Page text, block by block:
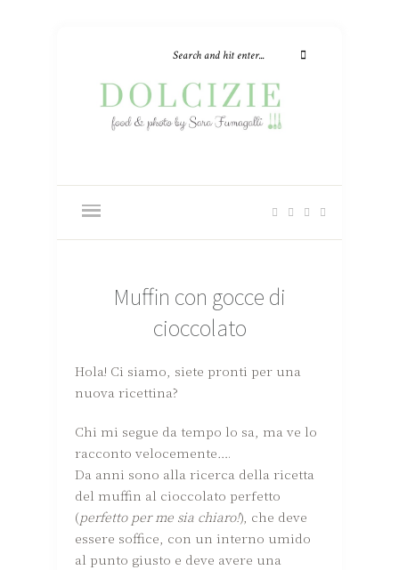
Muffin con gocce di
cioccolato
Hola! Ci siamo, siete pronti per una
nuova ricettina?
Chi mi segue da tempo lo sa, ma ve lo
racconto velocemente….
Da anni sono alla ricerca della ricetta
del muffin al cioccolato perfetto
(perfetto per me sia chiaro!), che deve
essere soffice, con un interno umido
al punto giusto e deve avere una